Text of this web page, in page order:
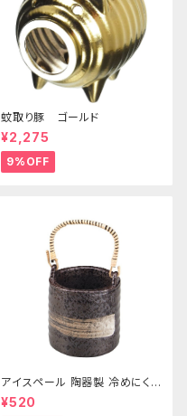
蚊取り豚 ゴールド
¥2,275
9%OFF
アイスペール 陶器製 冷めにくい
二重構造 860ml
¥520